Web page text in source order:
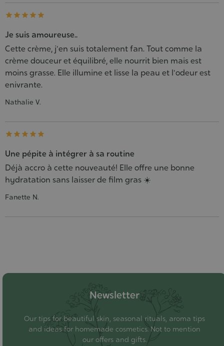
    
Je suis amoureuse..
Cette crème, j'en suis totalement fan. Tout comme la
crème douceur et équilibré, elle nourrit bien mais est
moins grasse. Elle illumine et lisse la peau et l'odeur est
enivrante.
Nathalie V.
    
Une pépite à intégrer à sa routine
Déjà accro à cette nouveauté! Elle offre une bonne
hydratation sans laisser de film gras ☀️
Fanette N.
Newsletter
Our tips for beautiful skin, seasonal rituals, aroma tips
and ideas for homemade cosmetics. Not to mention
our offers and gifts.